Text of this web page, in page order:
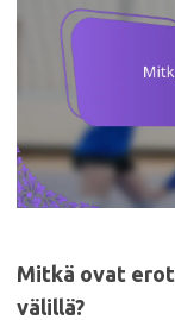
Mitkä ovat
välillä?